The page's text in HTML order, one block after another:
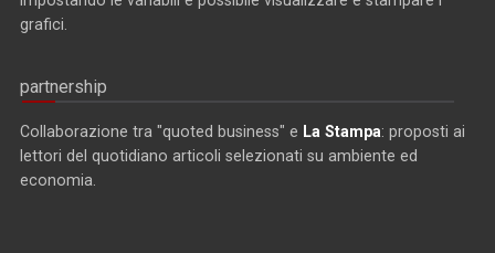
grafici.
partnership
Collaborazione tra "quoted business" e La Stampa: proposti ai
lettori del quotidiano articoli selezionati su ambiente ed
economia.